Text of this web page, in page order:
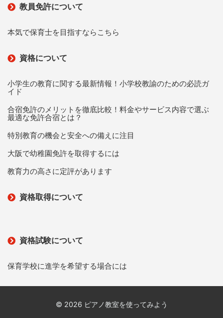
教員免許について
本気で保育士を目指すならこちら
資格について
小学生の教育に関する最新情報！小学校教諭のための必読ガ
イド
合宿免許のメリットを徹底比較！料金やサービス内容で選ぶ
最適な免許合宿とは？
特別教育の機会と安全への備えに注目
大阪で幼稚園免許を取得するには
教育力の高さに定評があります
資格取得について
資格試験について
保育学校に進学を希望する場合には
© 2026 ピアノ教室を使ってみよう